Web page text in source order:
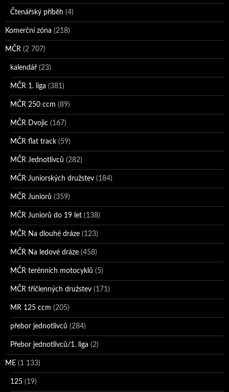
Čtenářský příběh (4)
Komerční zóna (218)
MČR (2 707)
kalendář (23)
MČR 1. liga (381)
MČR 250 ccm (89)
MČR Dvojic (167)
MČR flat track (59)
MČR Jednotlivců (282)
MČR Juniorských družstev (184)
MČR Juniorů (359)
MČR Juniorů do 19 let (138)
MČR Na dlouhé dráze (123)
MČR Na ledové dráze (458)
MČR terénních motocyklů (5)
MČR tříčlenných družstev (171)
MR 125 ccm (205)
přebor jednotlivců (284)
Přebor jednotlivců/1. liga (2)
ME (1 133)
125 (19)